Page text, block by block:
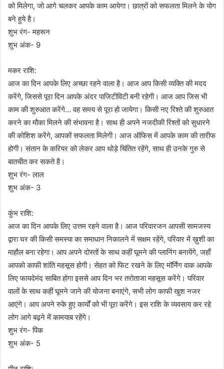
को मिलेगा, जो आगे चलकर आपके काम आयेगा। छात्रों को सफलता मिलने के योग
बने हुये है।
शुभ रंग- महरून
शुभ अंक- 9
मकर राशि:
आज का दिन आपके लिए अच्छा रहने वाला है। आज आप किसी व्यक्ति की मदद
करेंगे, जिससे पूरा दिन आपके अंदर पाजिटीविटी बनी रहेगी। आज आप जिस भी
काम की शुरुआत करेंगे… वह समय से पूरा हो जायेगा। किसी नए रिश्ते की शुरुआत
करने का मौका मिलने की संभावना है। साथ ही अपने नजदीकी रिश्तों को सुधारने
की कोशिश करेंगे, आपकों सफलता मिलेगी। आज ऑफिस में आपके काम की तारीफ
होगी। संतान के करियर को लेकर आप थोड़े चिंतित रहेंगे, साथ ही उनके गुरु से
बातचीत कर सकते है।
शुभ रंग- लाल
शुभ अंक- 3
कुंभ राशि:
आज का दिन आपके लिए उत्तम रहने वाला है। आज परिवारजन आपसी सामजस्य
द्वारा घर की किसी समस्या का समाधान निकालने में सक्षम रहेंगे, परिवार में ख़ुशी का
माहौल बना रहेगा। आप अपने दोस्तों के साथ कहीं घूमने की प्लानिंग बनायेंगे, जहाँ
आपको काफी शांति महसूस होगी। सेहत को फिट रखने के लिए मॉर्निंग वाक आपके
लिए फायदेमंद साबित होगा इससे आप दिन भर तरोताजा महसूस करेंगे। परिवार
वालों के साथ कहीं घूमने जाने की योजना बनाएंगे, सभी लोग काफी खुश नजर
आएंगे। आप अपने रुके हुए कार्यों को भी पूरा करेंगे। इस राशि के व्यवसाय कर रहे
लोग आगे बढ़ने में कामयाब रहेंगे।
शुभ रंग- पिंक
शुभ अंक- 5